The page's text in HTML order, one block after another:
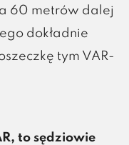
60 metrów dalej
dokładnie
tym VAR-
to sędziowie